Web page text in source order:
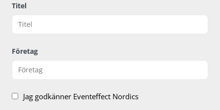
Titel
Företag
Jag godkänner Eventeffect Nordics